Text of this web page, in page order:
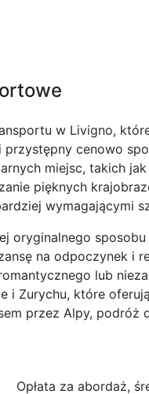
w Livigno,
cenowo
miejsc, takich
pięknych
wymagającymi
oryginalnego
na odpoczynek i
lub
i Zurychu, które
przez Alpy, podróż
Opłata za abordaż,